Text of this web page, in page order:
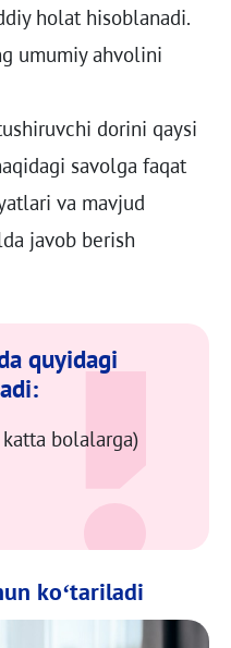
holat hisoblanadi.
umumiy ahvolini
dorini qaysi
savolga faqat
va mavjud
javob berish
quyidagi
bolalarga)
ko‘tariladi